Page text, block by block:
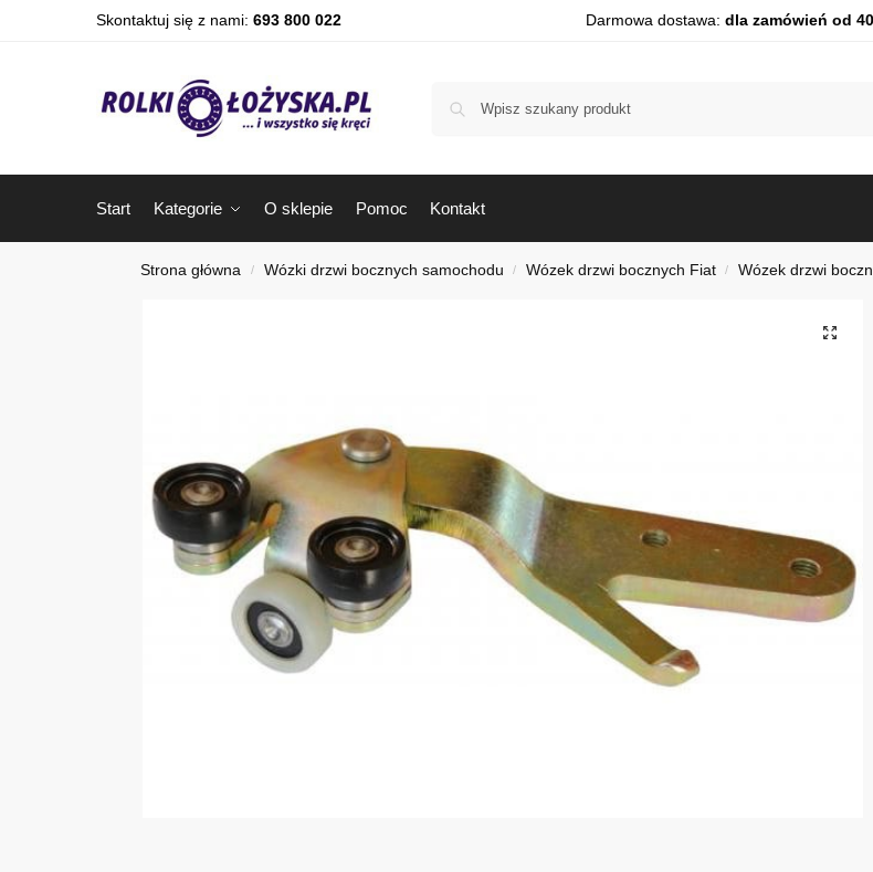
Skontaktuj się z nami: 693 800 022 Darmowa dostawa: dla zamówień od
Start Kategorie O sklepie Pomoc Kontakt
Strona główna / Wózki drzwi bocznych samochodu / Wózek drzwi bocznych Fiat / Wózek drzwi